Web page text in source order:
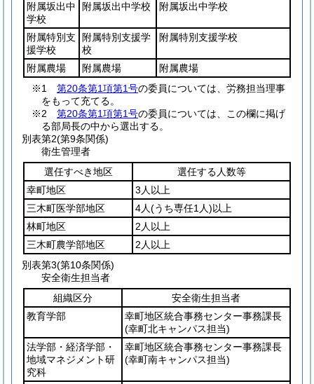
附属坂出中
学校
附属坂出中学校 附属坂出中学校
附属特別支
援学校
附属特別支援学
校
附属特別支援学校
附属農場 附属農場
附属農場
※1 第20条第1項第1号の委員については、労務担当理事
をもって充てる。
※2 第20条第1項第1号の委員については、この欄に掲げ
る部局長の中から選出する。
別表第2(第9条関係)
衛生管理者
選任すべき地区
選任する人数等
幸町地区
3人以上
三木町医学部地区
4人(うち専任1人)以上
林町地区
2人以上
三木町農学部地区
2人以上
別表第3(第10条関係)
安全衛生担当者
組織区分
安全衛生担当者
教育学部
幸町地区統合事務センター事務課長
(幸町北キャンパス担当)
法学部・経済学部・
地域マネジメント研
究科
幸町地区統合事務センター事務課長
(幸町南キャンパス担当)